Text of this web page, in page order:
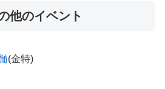
他のイベント
(金特)